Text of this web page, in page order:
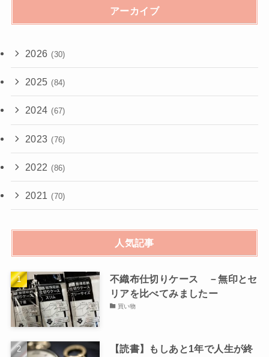
アーカイブ
2026 (30)
2025 (84)
2024 (67)
2023 (76)
2022 (86)
2021 (70)
人気記事
不織布仕切りケース －無印とセ
リアを比べてみましたー
買い物
【読書】もしあと1年で人生が終